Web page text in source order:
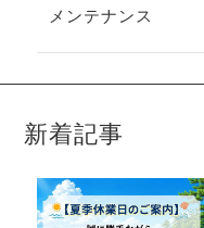
メンテナンス
新着記事